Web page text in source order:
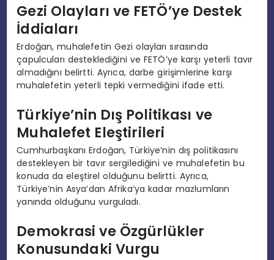
Gezi Olayları ve FETÖ’ye Destek
İddiaları
Erdoğan, muhalefetin Gezi olayları sırasında
çapulcuları desteklediğini ve FETÖ’ye karşı yeterli tavır
almadığını belirtti. Ayrıca, darbe girişimlerine karşı
muhalefetin yeterli tepki vermediğini ifade etti.
Türkiye’nin Dış Politikası ve
Muhalefet Eleştirileri
Cumhurbaşkanı Erdoğan, Türkiye’nin dış politikasını
destekleyen bir tavır sergilediğini ve muhalefetin bu
konuda da eleştirel olduğunu belirtti. Ayrıca,
Türkiye’nin Asya’dan Afrika’ya kadar mazlumların
yanında olduğunu vurguladı.
Demokrasi ve Özgürlükler
Konusundaki Vurgu